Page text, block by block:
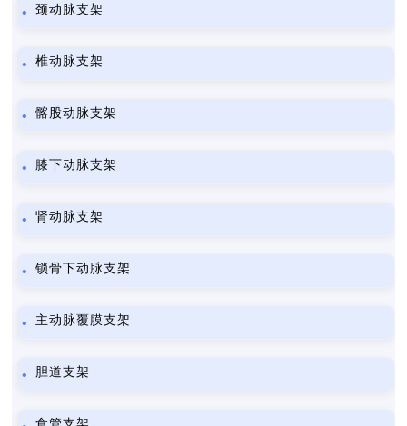
颈动脉支架
椎动脉支架
髂股动脉支架
膝下动脉支架
肾动脉支架
锁骨下动脉支架
主动脉覆膜支架
胆道支架